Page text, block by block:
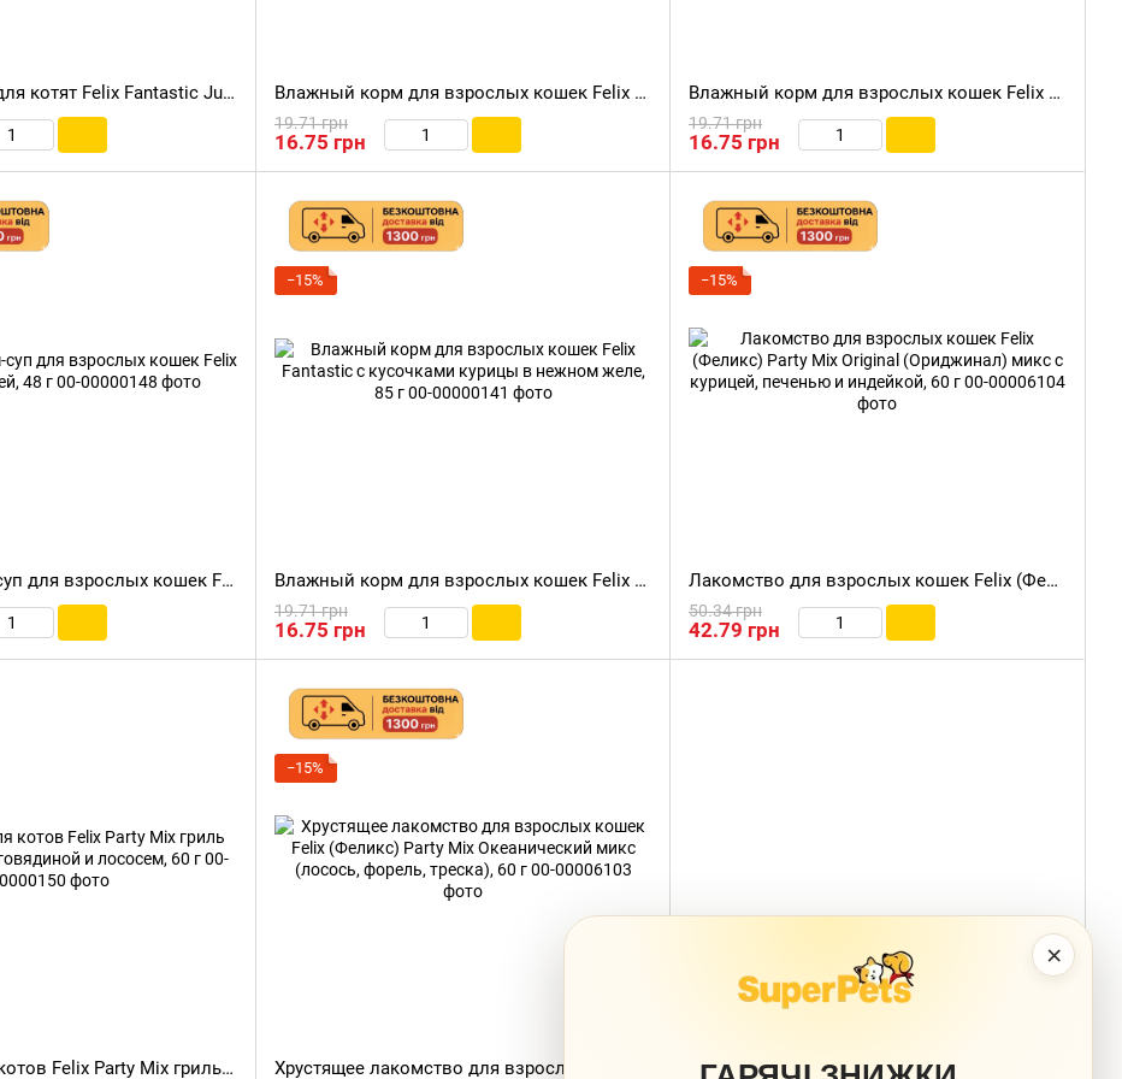
×
Влажный корм для котят Felix Fantastic Junior с кусочками курицы в нежном желе, 85 г Влажный корм для взрослых кошек Felix (Феликс) Fantastic с кусочками индейки в желе, 85 г
19.71 грн
16.75 грн
Влажный корм для взрослых кошек Felix Sensations Jellies с кусочками утки и шпинатом в нежном желе, 85 г
19.71 грн
16.75 грн
Влажный корм-суп для взрослых кошек Felix Soup с курицей, 48 г
−15%
Влажный корм для взрослых кошек Felix Fantastic с кусочками курицы в нежном желе, 85 г
19.71 грн
16.75 грн
−15%
Лакомство для взрослых кошек Felix (Феликс) Party Mix Original (Ориджинал) микс с курицей, печенью и индейкой, 60 г
50.34 грн
42.79 грн
Лакомства для котов Felix Party Mix гриль микс с курицей, говядиной и лососем, 60 г
−15%